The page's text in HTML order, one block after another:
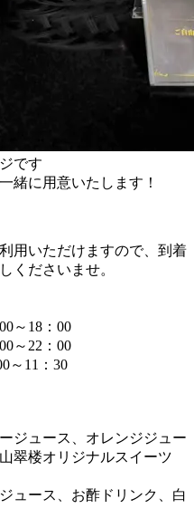
です
緒に用意いたします！
用いただけますので、到着
くださいませ。
～18：00
～22：00
～11：30
ジュース、オレンジジュー
翠楼オリジナルスイーツ
ュース、お酢ドリンク、白